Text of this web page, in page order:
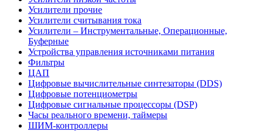
Усилители прочие
Усилители считывания тока
Усилители – Инструментальные, Операционные,
Буферные
Устройства управления источниками питания
Фильтры
ЦАП
Цифровые вычислительные синтезаторы (DDS)
Цифровые потенциометры
Цифровые сигнальные процессоры (DSP)
Часы реального времени, таймеры
ШИМ-контроллеры